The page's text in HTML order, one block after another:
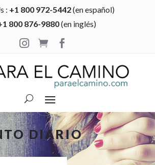
: +1 800 972-5442(en español)
800 876-9880(en inglés)

 
DIARIO